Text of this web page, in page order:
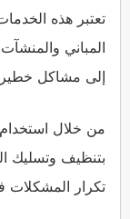
تعتبر هذه
المباني
إلى مشاكل
من خلال
بتنظيف وتسليك
تكرار المشكلات